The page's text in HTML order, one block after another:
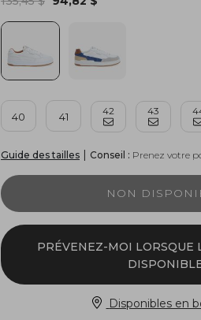
40 41 42 43
Guide des tailles | Conseil : Prenez votre
NON
PRÉVENEZ-MOI LORSQUE
Disponibles en